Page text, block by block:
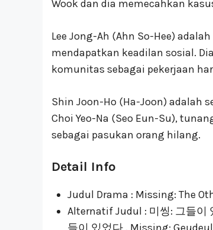
Wook dan dia memecahkan
Lee Jong-Ah (Ahn So-Hee)
mendapatkan keadilan sosial.
komunitas sebagai pekerjaan
Shin Joon-Ho (Ha-Joon) adalah
Choi Yeo-Na (Seo Eun-Su),
sebagai pasukan orang hilang.
Detail Info
Judul Drama : Missing: The
Alternatif Judul : 미씽: 그들이